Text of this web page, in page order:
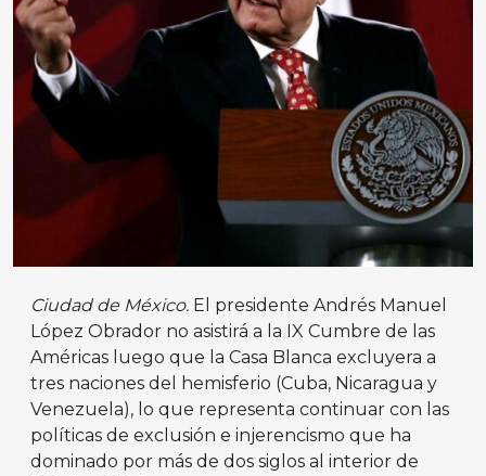
Ciudad de México. El presidente Andrés Manuel
López Obrador no asistirá a la IX Cumbre de las
Américas luego que la Casa Blanca excluyera a
tres naciones del hemisferio (Cuba, Nicaragua y
Venezuela), lo que representa continuar con las
políticas de exclusión e injerencismo que ha
dominado por más de dos siglos al interior de